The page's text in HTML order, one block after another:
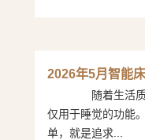
2026年5月智能
随着生活质量
仅用于睡觉的功能
单，就是追求...